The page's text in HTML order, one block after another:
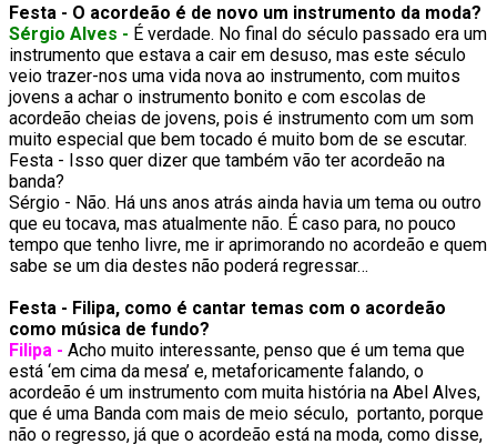
Festa - O acordeão é de novo um instrumento da moda?
Sérgio Alves - É verdade. No final do século passado era um
instrumento que estava a cair em desuso, mas este século
veio trazer-nos uma vida nova ao instrumento, com muitos
jovens a achar o instrumento bonito e com escolas de
acordeão cheias de jovens, pois é instrumento com um som
muito especial que bem tocado é muito bom de se escutar.
Festa - Isso quer dizer que também vão ter acordeão na
banda?
Sérgio - Não. Há uns anos atrás ainda havia um tema ou outro
que eu tocava, mas atualmente não. É caso para, no pouco
tempo que tenho livre, me ir aprimorando no acordeão e quem
sabe se um dia destes não poderá regressar…
Festa - Filipa, como é cantar temas com o acordeão
como música de fundo?
Filipa - Acho muito interessante, penso que é um tema que
está ‘em cima da mesa’ e, metaforicamente falando, o
acordeão é um instrumento com muita história na Abel Alves,
que é uma Banda com mais de meio século, portanto, porque
não o regresso, já que o acordeão está na moda, como disse,